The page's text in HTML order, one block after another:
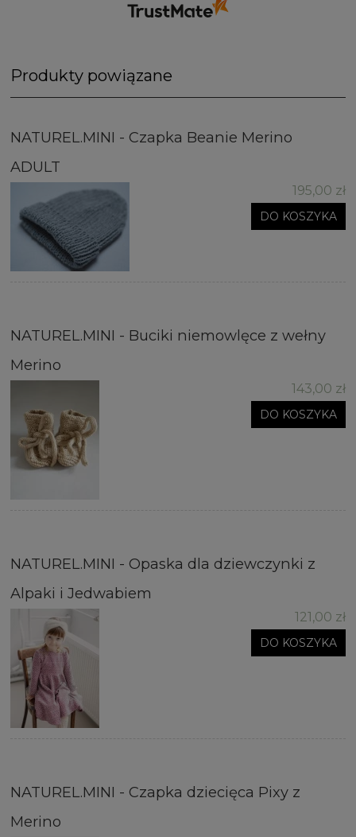
Produkty powiązane
NATUREL.MINI - Czapka Beanie Merino
ADULT
195,00 zł
DO KOSZYKA
NATUREL.MINI - Buciki niemowlęce z wełny
Merino
143,00 zł
DO KOSZYKA
NATUREL.MINI - Opaska dla dziewczynki z
Alpaki i Jedwabiem
121,00 zł
DO KOSZYKA
NATUREL.MINI - Czapka dziecięca Pixy z
Merino